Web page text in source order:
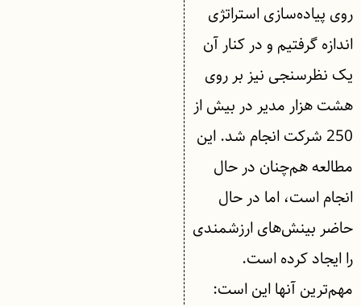
روی پیاده‌سازی استراتژی
اندازه گرفتیم و در کنار آن
یک نظرسنجی نیز بر روی
هشت هزار مدیر در بیش از
250 شرکت انجام شد. این
مطالعه هم‌چنان در حال
انجام است، اما در حال
حاضر بینش‌های ارزشمندی
را ایجاد کرده است.
مهم‌ترین آنها این است: